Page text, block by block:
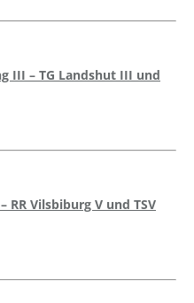
III – TG Landshut III und
RR Vilsbiburg V und TSV